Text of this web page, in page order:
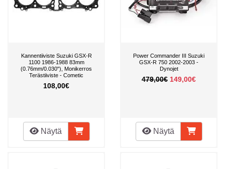
Kannentiiviste Suzuki GSX-R
1100 1986-1988 83mm
(0.76mm/0.030"), Monikerros
Terästiiviste - Cometic
108,00€
Näytä
Power Commander III Suzuki
GSX-R 750 2002-2003 -
Dynojet
479,00€ 149,00€
Näytä